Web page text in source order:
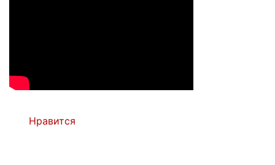
Нравится